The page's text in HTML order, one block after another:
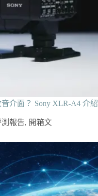
介面？ Sony XLR-A4 介紹
報告, 開箱文